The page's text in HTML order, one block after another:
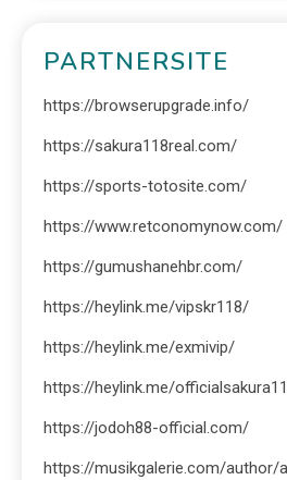
PARTNERSITE
https://browserupgrade.info/
https://sakura118real.com/
https://sports-totosite.com/
https://www.retconomynow.com/
https://gumushanehbr.com/
https://heylink.me/vipskr118/
https://heylink.me/exmivip/
https://heylink.me/
https://jodoh88-official.com/
https://musikgalerie.com/author/